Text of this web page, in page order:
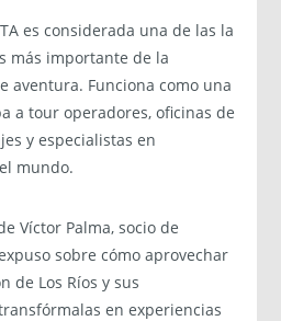
es considerada una de las la
más importante de la
aventura. Funciona como una
a tour operadores, oficinas de
y especialistas en
mundo.
Víctor Palma, socio de
sobre cómo aprovechar
de Los Ríos y sus
en experiencias